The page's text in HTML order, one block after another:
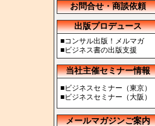
お問合せ・商談依頼
出版プロデュース
■コンサル出版！メルマガ
■ビジネス書の出版支援
当社主催セミナー情報
■ビジネスセミナー（東京）
■ビジネスセミナー（大阪）
メールマガジンご案内